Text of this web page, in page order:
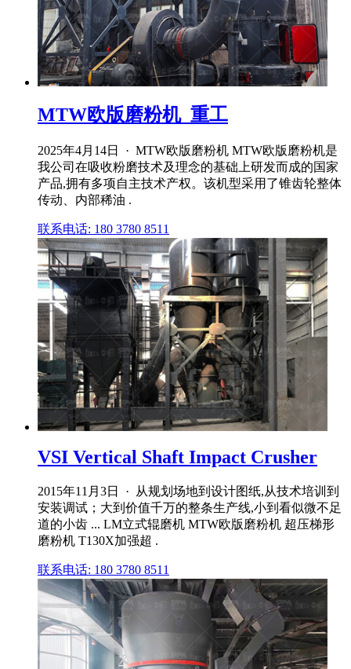
MTW欧版磨粉机_重工
2025年4月14日 · MTW欧版磨粉机 MTW欧版磨粉机是
我公司在吸收粉磨技术及理念的基础上研发而成的国家
产品,拥有多项自主技术产权。该机型采用了锥齿轮整体
传动、内部稀油 .
联系电话: 180 3780 8511
VSI Vertical Shaft Impact Crusher
2015年11月3日 · 从规划场地到设计图纸,从技术培训到
安装调试；大到价值千万的整条生产线,小到看似微不足
道的小齿 ... LM立式辊磨机 MTW欧版磨粉机 超压梯形
磨粉机 T130X加强超 .
联系电话: 180 3780 8511